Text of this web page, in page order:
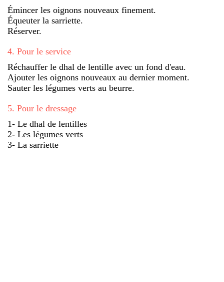
Émincer les oignons nouveaux finement.
Équeuter la sarriette.
Réserver.
4. Pour le service
Réchauffer le dhal de lentille avec un fond d'eau.
Ajouter les oignons nouveaux au dernier moment.
Sauter les légumes verts au beurre.
5. Pour le dressage
1- Le dhal de lentilles
2- Les légumes verts
3- La sarriette